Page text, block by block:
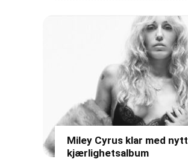
Miley Cyrus klar med nytt
kjærlighetsalbum